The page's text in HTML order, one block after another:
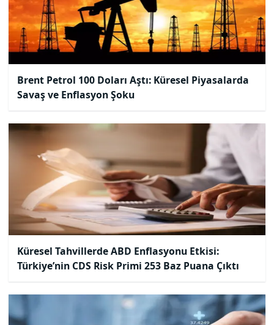
Brent Petrol 100 Doları Aştı: Küresel Piyasalarda
Savaş ve Enflasyon Şoku
Küresel Tahvillerde ABD Enflasyonu Etkisi:
Türkiye’nin CDS Risk Primi 253 Baz Puana Çıktı